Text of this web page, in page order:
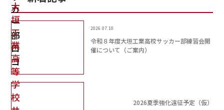
2026.07.10
令和８年度大垣工業高校サッカー部練習会開
催について（ご案内）
2026夏季強化遠征予定（仮）